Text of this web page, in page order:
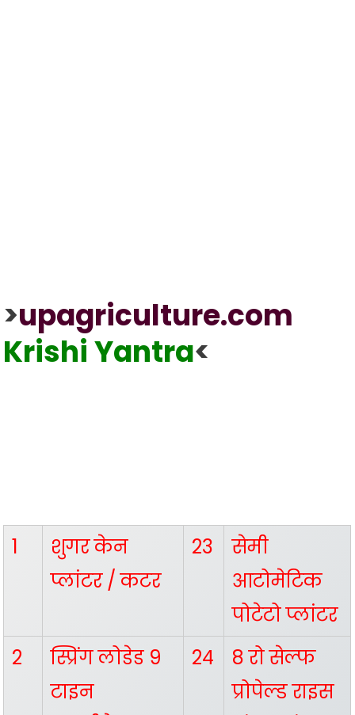
>upagriculture.com
Krishi Yantra<
1
शुगर केन
प्लांटर / कटर
23
सेमी
आटोमेटिक
पोटेटो प्लांटर
2
स्प्रिंग लोडेड 9
टाइन
24
8 रो सेल्फ
प्रोपेल्ड राइस